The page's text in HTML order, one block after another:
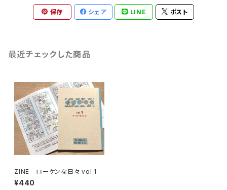
保存 シェア LINE ポスト
最近チェックした商品
ZINE ローケンな日々 vol.1
¥440